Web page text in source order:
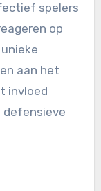
spelers
op
aan het
invloed
defensieve